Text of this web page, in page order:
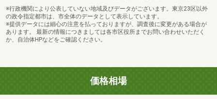
※行政機関により公表していない地域及びデータがございます。東京23区以外
の政令指定都市は、市全体のデータとして表示しています。
※提供データには細心の注意を払っておりますが、調査後に変更がある場合が
あります。 最新の情報につきましては各市区役所までお問い合わせいただく
か、自治体HPなどをご確認ください。
価格相場